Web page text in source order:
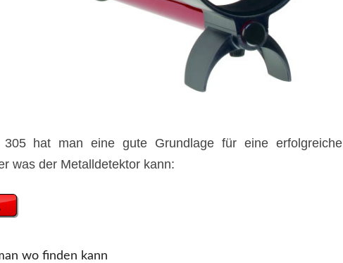
hat man eine gute Grundlage für eine erfolgreiche
was der Metalldetektor kann:
wo finden kann